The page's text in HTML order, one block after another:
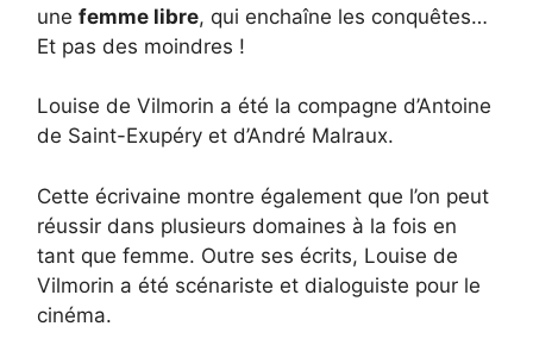
une femme libre, qui enchaîne les conquêtes…
Et pas des moindres !
Louise de Vilmorin a été la compagne d’Antoine
de Saint-Exupéry et d’André Malraux.
Cette écrivaine montre également que l’on peut
réussir dans plusieurs domaines à la fois en
tant que femme. Outre ses écrits, Louise de
Vilmorin a été scénariste et dialoguiste pour le
cinéma.